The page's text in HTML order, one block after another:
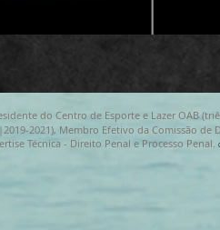
do Centro de Esporte e Lazer OAB
2021), Membro Efetivo da Comissão de
Técnica - Direito Penal e Processo Penal.